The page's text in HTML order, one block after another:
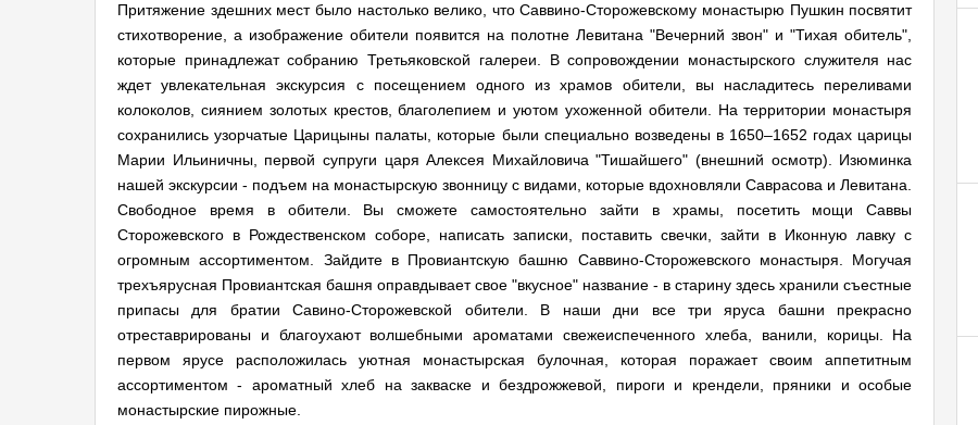
Притяжение здешних мест было настолько велико, что Саввино-Сторожевскому монастырю Пушкин посвятит
стихотворение, а изображение обители появится на полотне Левитана "Вечерний звон" и "Тихая обитель",
которые принадлежат собранию Третьяковской галереи. В сопровождении монастырского служителя нас
ждет увлекательная экскурсия с посещением одного из храмов обители, вы насладитесь переливами
колоколов, сиянием золотых крестов, благолепием и уютом ухоженной обители. На территории монастыря
сохранились узорчатые Царицыны палаты, которые были специально возведены в 1650–1652 годах царицы
Марии Ильиничны, первой супруги царя Алексея Михайловича "Тишайшего" (внешний осмотр). Изюминка
нашей экскурсии - подъем на монастырскую звонницу с видами, которые вдохновляли Саврасова и Левитана.
Свободное время в обители. Вы сможете самостоятельно зайти в храмы, посетить мощи Саввы
Сторожевского в Рождественском соборе, написать записки, поставить свечки, зайти в Иконную лавку с
огромным ассортиментом. Зайдите в Провиантскую башню Саввино-Сторожевского монастыря. Могучая
трехъярусная Провиантская башня оправдывает свое "вкусное" название - в старину здесь хранили съестные
припасы для братии Савино-Сторожевской обители. В наши дни все три яруса башни прекрасно
отреставрированы и благоухают волшебными ароматами свежеиспеченного хлеба, ванили, корицы. На
первом ярусе расположилась уютная монастырская булочная, которая поражает своим аппетитным
ассортиментом - ароматный хлеб на закваске и бездрожжевой, пироги и крендели, пряники и особые
монастырские пирожные.